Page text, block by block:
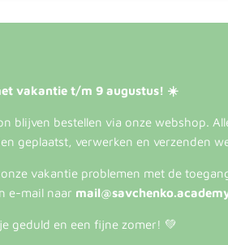
vakantie t/m 9 augustus! ☀️
blijven bestellen via onze webshop.
geplaatst, verwerken en verzenden
vakantie problemen met de
e-mail naar
geduld en een fijne zomer! 💚